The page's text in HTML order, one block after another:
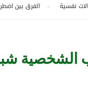
نفسية الفرق بين